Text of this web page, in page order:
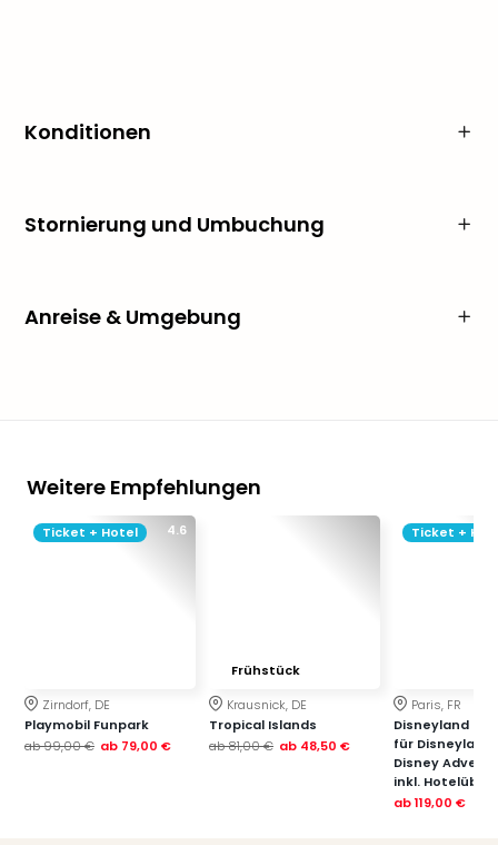
Konditionen
Stornierung und Umbuchung
Anreise & Umgebung
Weitere Empfehlungen
4.6
Ticket + Hotel
Zirndorf, DE
Playmobil Funpark
ab99,00 € ab 79,00 €
Frühstück
Krausnick, DE
Tropical Islands
ab81,00 € ab 48,50 €
Ticket +
Paris, FR
Disneyland
für
Disney
inkl.
ab119,00 €